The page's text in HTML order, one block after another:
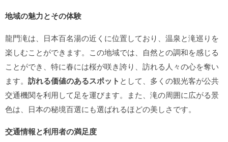
地域の魅力とその体験
龍門滝は、日本百名湯の近くに位置しており、温泉と滝巡りを
楽しむことができます。この地域では、自然との調和を感じる
ことができ、特に春には桜が咲き誇り、訪れる人々の心を奪い
ます。 訪れる価値のあるスポット として、多くの観光客が公共
交通機関を利用して足を運びます。また、滝の周囲に広がる景
色は、日本の秘境百選にも選ばれるほどの美しさです。
交通情報と利用者の満足度